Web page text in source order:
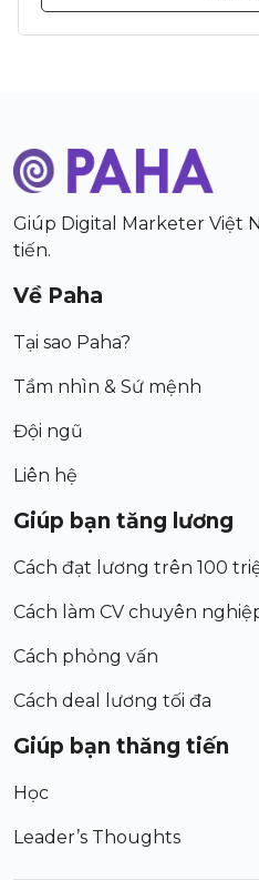
Giúp Digital Marketer Việt
tiến.
Về Paha
Tại sao Paha?
Tầm nhìn & Sứ mệnh
Đội ngũ
Liên hệ
Giúp bạn tăng lương
Cách đạt lương trên 100
Cách làm CV chuyên
Cách phỏng vấn
Cách deal lương tối đa
Giúp bạn thăng tiến
Học
Leader’s Thoughts